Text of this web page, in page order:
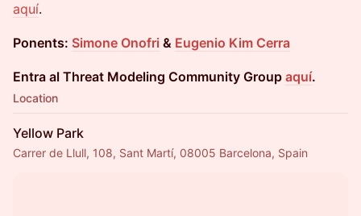
aquí.
Ponents: Simone Onofri & Eugenio Kim Cerra
Entra al Threat Modeling Community Group aquí.
Location
Yellow Park
Carrer de Llull, 108, Sant Martí, 08005 Barcelona, Spain